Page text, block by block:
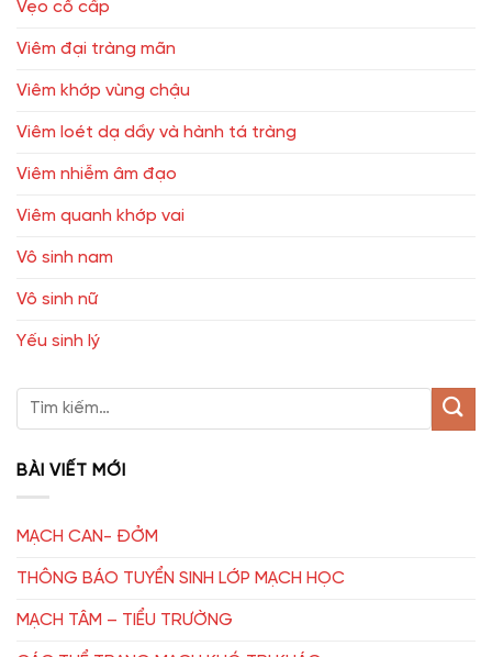
Vẹo cổ cấp
Viêm đại tràng mãn
Viêm khớp vùng chậu
Viêm loét dạ dầy và hành tá tràng
Viêm nhiễm âm đạo
Viêm quanh khớp vai
Vô sinh nam
Vô sinh nữ
Yếu sinh lý
BÀI VIẾT MỚI
MẠCH CAN- ĐỞM
THÔNG BÁO TUYỂN SINH LỚP MẠCH HỌC
MẠCH TÂM – TIỂU TRƯỜNG